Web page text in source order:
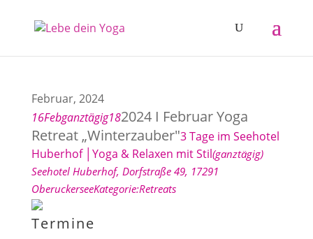
Februar, 2024
16Febganztägig182024 I Februar Yoga
Retreat „Winterzauber"3 Tage im Seehotel
Huberhof │Yoga & Relaxen mit Stil(ganztägig)
Seehotel Huberhof, Dorfstraße 49, 17291
OberuckerseeKategorie:Retreats
Termine